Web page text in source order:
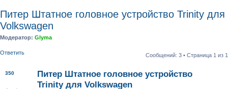
Питер Штатное головное устройство Trinity для
Volkswagen
Модератор: Glyma
Ответить Сообщений: 3 • Страница 1 из 1
Питер Штатное головное устройство
Trinity для Volkswagen
350